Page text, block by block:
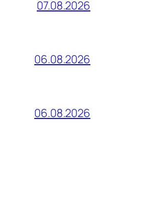
07.08.2026
06.08.2026
06.08.2026